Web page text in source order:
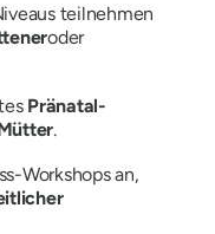
teilnehmen
oder
Pränatal-
.
Workshops an,